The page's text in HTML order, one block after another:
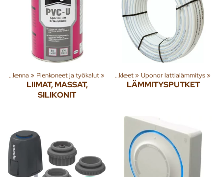
Rakenna ‪» Pienkoneet ja työkalut‪»
LIIMAT, MASSAT,
SILIKONIT
‪» Lattialämmitysputket ja tarvikkeet‪» Uponor lattialämmitys‪»
LÄMMITYSPUTKET